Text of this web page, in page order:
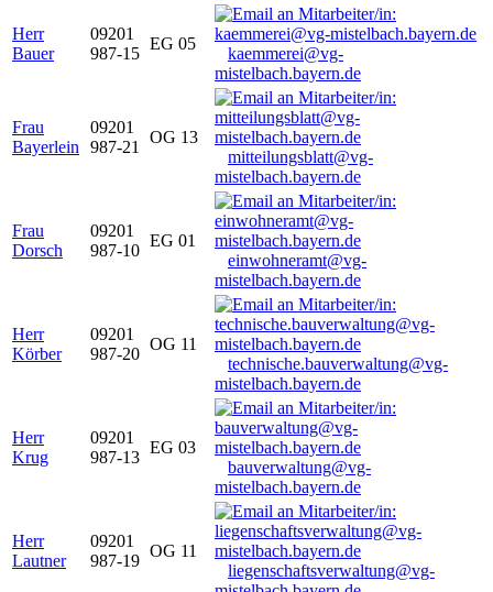
Herr
Bauer
09201
987-15
EG 05
kaemmerei@vg-
mistelbach.bayern.de
Frau
Bayerlein
09201
987-21
OG 13
mitteilungsblatt@vg-
mistelbach.bayern.de
Frau
Dorsch
09201
987-10
EG 01
einwohneramt@vg-
mistelbach.bayern.de
Herr
Körber
09201
987-20
OG 11
technische.bauverwaltung@vg-
mistelbach.bayern.de
Herr
Krug
09201
987-13
EG 03
bauverwaltung@vg-
mistelbach.bayern.de
Herr
Lautner
09201
987-19
OG 11
liegenschaftsverwaltung@vg-